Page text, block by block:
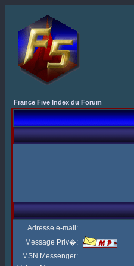
France Five Index du Forum
Adresse e-mail:
Message Priv�:
MSN Messenger: